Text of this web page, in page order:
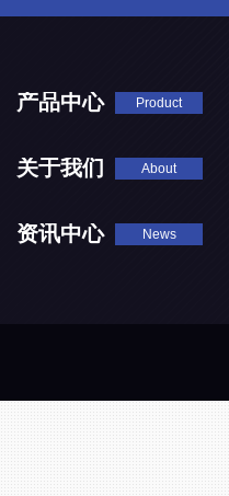
产品中心 Product
关于我们 About
资讯中心 News